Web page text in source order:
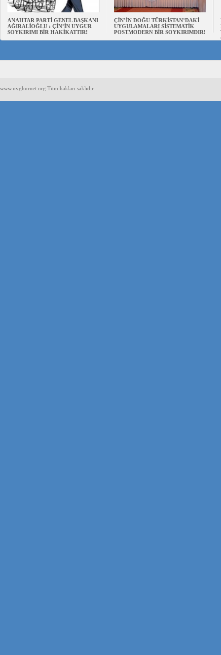
ANAHTAR PARTİ GENEL BAŞKANI
AĞIRALİOĞLU : ÇİN’İN UYGUR
SOYKIRIMI BİR HAKİKATTIR!
ÇİN’İN DOĞU TÜRKİSTAN’DAKİ
UYGULAMALARI SİSTEMATİK
POSTMODERN BİR SOYKIRIMDIR!
www.uyghurnet.org Tüm hakları saklıdır